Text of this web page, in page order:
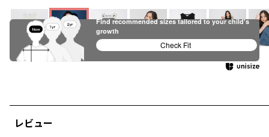
オフホワイト ボーダー ブラック
レビュー
Find recommended sizes tailored to your child's
growth
Check Fit